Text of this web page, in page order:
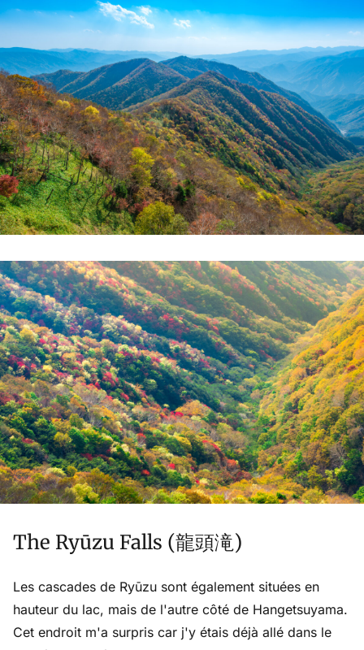
The Ryūzu Falls (龍頭滝)
Les cascades de Ryūzu sont également situées en
hauteur du lac, mais de l'autre côté de Hangetsuyama.
Cet endroit m'a surpris car j'y étais déjà allé dans le